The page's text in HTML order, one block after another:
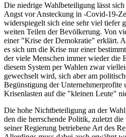
Die niedrige Wahlbeteiligung lässt
Angst vor Ansteckung in -Covid-19-
widerspiegelt sich eine sehr viel tiefer
weiten Teilen der Bevölkerung. Von
einer "Krise der Demokratie" erklärt.
es sich um die Krise nur einer
der viele Menschen immer wieder die
diesem System per Wahlen zwar
gewechselt wird, sich aber am
Begünstigung der Unternehmerprofite
Krisenlasten auf die "kleinen Leute"
Die hohe Nichtbeteiligung an der
den die herrschende Politik, zuletzt
seiner Regierung betriebene Art des